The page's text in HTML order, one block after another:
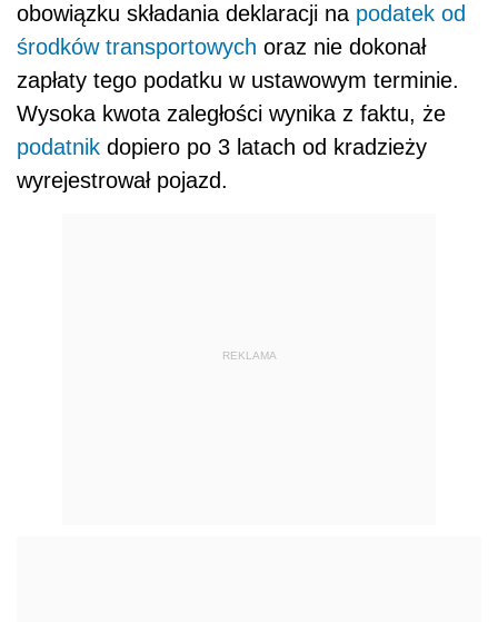
obowiązku składania deklaracji na podatek od
środków transportowych oraz nie dokonał
zapłaty tego podatku w ustawowym terminie.
Wysoka kwota zaległości wynika z faktu, że
podatnik dopiero po 3 latach od kradzieży
wyrejestrował pojazd.
REKLAMA